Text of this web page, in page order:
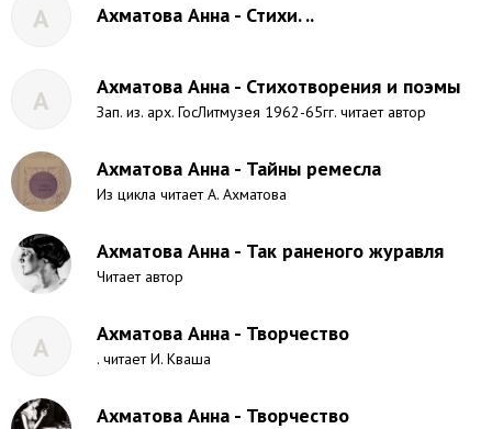
А Ахматова Анна - Стихи. ..
А Ахматова Анна - Стихотворения и поэмы
Зап. из. арх. ГосЛитмузея 1962-65гг. читает автор
Ахматова Анна - Тайны ремесла
Из цикла читает А. Ахматова
Ахматова Анна - Так раненого журавля
Читает автор
А Ахматова Анна - Творчество
. читает И. Кваша
Ахматова Анна - Творчество